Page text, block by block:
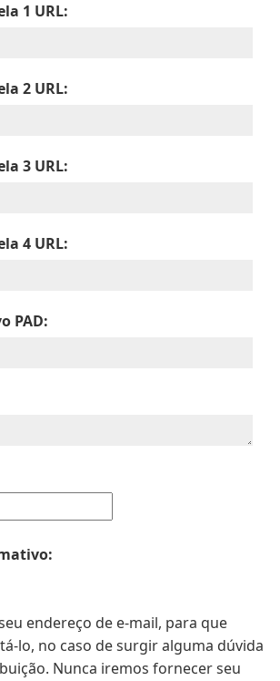
1 URL:
2 URL:
3 URL:
4 URL:
PAD:
endereço de e-mail, para que
lo, no caso de surgir alguma dúvida
Nunca iremos fornecer seu